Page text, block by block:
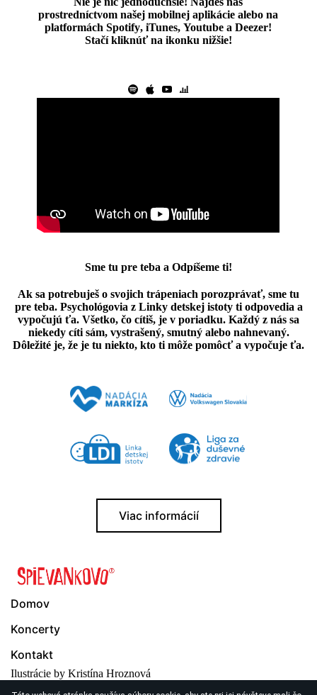
prostredníctvom našejmobilnej aplikácie alebo na
platformáchSpotify,iTunes,Youtubea Deezer!
Stačí kliknúť na ikonku nižšie!
Sme tu pre teba a Odpíšeme ti!
Ak sa potrebuješ o svojich trápeniach porozprávať, sme tu
pre teba. Psychológovia z Linky detskej istoty ti odpovedia a
vypočujú ťa. Všetko, čo cítiš, je v poriadku. Každý z nás sa
niekedy cíti sám, vystrašený, smutný alebo nahnevaný.
Dôležité je, že je tu niekto, kto ti môže pomôcť a vypočuje ťa.
Viac informácií
Domov
Koncerty
Kontakt
Ilustrácie by Kristína Hroznová